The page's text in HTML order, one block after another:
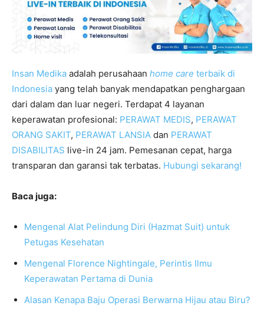
Insan Medika adalah perusahaan home care terbaik di
Indonesia yang telah banyak mendapatkan penghargaan
dari dalam dan luar negeri. Terdapat 4 layanan
keperawatan profesional: PERAWAT MEDIS, PERAWAT
ORANG SAKIT, PERAWAT LANSIA dan PERAWAT
DISABILITAS live-in 24 jam. Pemesanan cepat, harga
transparan dan garansi tak terbatas. Hubungi sekarang!
Baca juga:
Mengenal Alat Pelindung Diri (Hazmat Suit) untuk
Petugas Kesehatan
Mengenal Florence Nightingale, Perintis Ilmu
Keperawatan Pertama di Dunia
Alasan Kenapa Baju Operasi Berwarna Hijau atau Biru?